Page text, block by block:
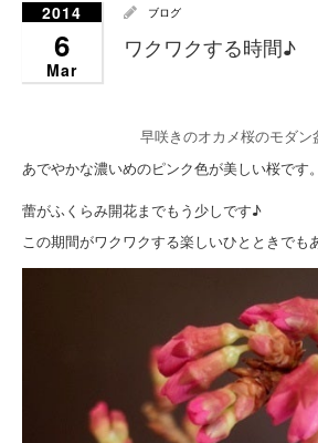
2014
6
Mar
ブログ
ワクワクする時間♪
早咲きのオカメ桜のモダン
あでやかな濃いめのピンク色が美しい桜です。
蕾がふくらみ開花までもう少しです♪
この期間がワクワクする楽しいひとときでも